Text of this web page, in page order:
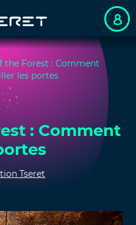
the Forest : Comment
les portes
: Comment
Tseret